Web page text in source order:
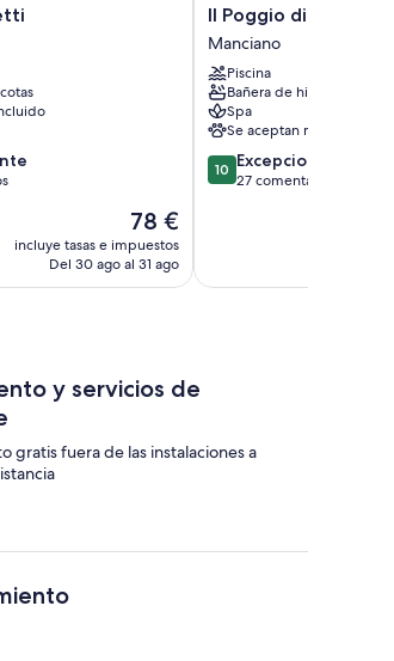
El
precio
actual
78 €
incluye tasas e impuestos
Del 30 ago al 31 ago
Il
Poggio
di
Teo
Manciano
Il Poggio di Teo
Manciano
Piscina
Bañera de hidromasaje
Spa
Se aceptan mascotas
10.0
sobre
10 Excepcional
27 comentarios
y servicios de
gratis fuera de las instalaciones a